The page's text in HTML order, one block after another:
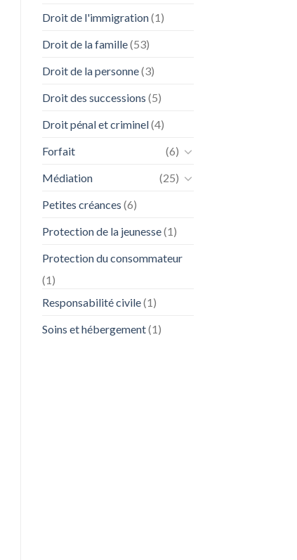
Droit de l'immigration(1)
Droit de la famille(53)
Droit de la personne(3)
Droit des successions (5)
Droit pénal et criminel(4)
Forfait
(6)
Médiation
(25)
Petites créances (6)
Protection de la jeunesse(1)
Protection du consommateur
(1)
Responsabilité civile(1)
Soins et hébergement(1)